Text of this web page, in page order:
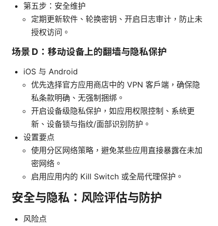
第五步：安全维护
定期更新软件、轮换密钥、开启日志审计，防止未
授权访问。
场景 D：移动设备上的翻墙与隐私保护
iOS 与 Android
优先选择官方应用商店中的 VPN 客户端，确保隐
私条款明确、无强制捆绑。
开启设备级隐私保护，如应用权限控制、系统更
新、设备锁与指纹/面部识别防护。
设置要点
使用分区网络策略，避免某些应用直接暴露在未加
密网络。
启用应用内的 Kill Switch 或全局代理保护。
安全与隐私：风险评估与防护
风险点